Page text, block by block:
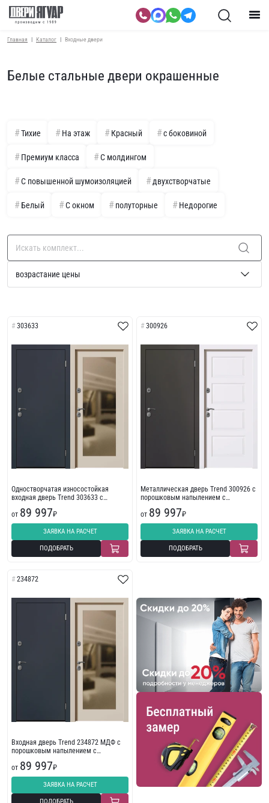
Главная Каталог Входные двери
Белые стальные двери окрашенные
Тихие На этаж Красный с боковиной
Премиум класса С молдингом
С повышенной шумоизоляцией двухстворчатые
Белый С окном полуторные Недорогие
303633
Одностворчатая износостойкая
входная дверь Trend 303633 с
от 89 997₽
ЗАЯВКА НА РАСЧЕТ
ПОДОБРАТЬ
300926
Металлическая дверь Trend 300926 с
порошковым напылением с
фрезеровкой
от 89 997₽
ЗАЯВКА НА РАСЧЕТ
ПОДОБРАТЬ
234872
Входная дверь Trend 234872 МДФ с
порошковым напылением с
от 89 997₽
ЗАЯВКА НА РАСЧЕТ